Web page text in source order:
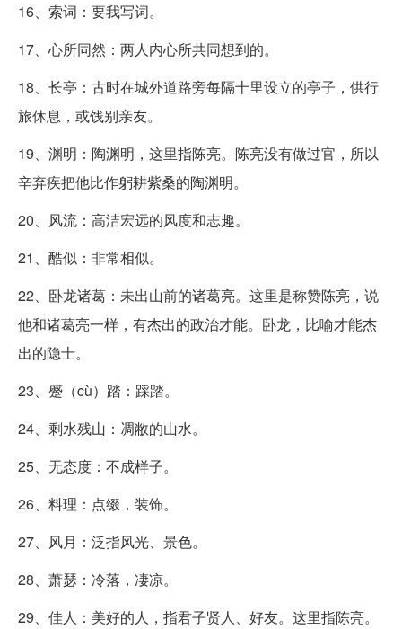
16、索词：要我写词。
17、心所同然：两人内心所共同想到的。
18、长亭：古时在城外道路旁每隔十里设立的亭子，供行
旅休息，或饯别亲友。
19、渊明：陶渊明，这里指陈亮。陈亮没有做过官，所以
辛弃疾把他比作躬耕紫桑的陶渊明。
20、风流：高洁宏远的风度和志趣。
21、酷似：非常相似。
22、卧龙诸葛：未出山前的诸葛亮。这里是称赞陈亮，说
他和诸葛亮一样，有杰出的政治才能。卧龙，比喻才能杰
出的隐士。
23、蹙（cù）踏：踩踏。
24、剩水残山：凋敝的山水。
25、无态度：不成样子。
26、料理：点缀，装饰。
27、风月：泛指风光、景色。
28、萧瑟：冷落，凄凉。
29、佳人：美好的人，指君子贤人、好友。这里指陈亮。